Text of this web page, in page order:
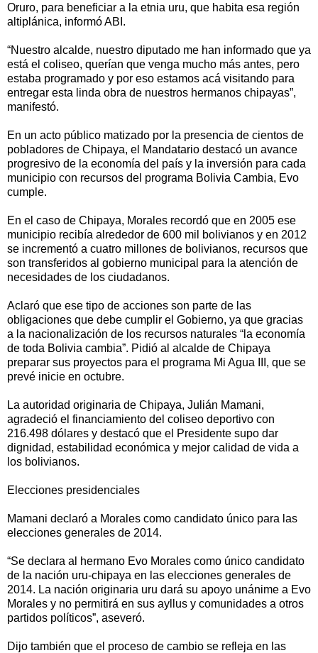
Oruro, para beneficiar a la etnia uru, que habita esa región
altiplánica, informó ABI.
“Nuestro alcalde, nuestro diputado me han informado que ya
está el coliseo, querían que venga mucho más antes, pero
estaba programado y por eso estamos acá visitando para
entregar esta linda obra de nuestros hermanos chipayas”,
manifestó.
En un acto público matizado por la presencia de cientos de
pobladores de Chipaya, el Mandatario destacó un avance
progresivo de la economía del país y la inversión para cada
municipio con recursos del programa Bolivia Cambia, Evo
cumple.
En el caso de Chipaya, Morales recordó que en 2005 ese
municipio recibía alrededor de 600 mil bolivianos y en 2012
se incrementó a cuatro millones de bolivianos, recursos que
son transferidos al gobierno municipal para la atención de
necesidades de los ciudadanos.
Aclaró que ese tipo de acciones son parte de las
obligaciones que debe cumplir el Gobierno, ya que gracias
a la nacionalización de los recursos naturales “la economía
de toda Bolivia cambia”. Pidió al alcalde de Chipaya
preparar sus proyectos para el programa Mi Agua III, que se
prevé inicie en octubre.
La autoridad originaria de Chipaya, Julián Mamani,
agradeció el financiamiento del coliseo deportivo con
216.498 dólares y destacó que el Presidente supo dar
dignidad, estabilidad económica y mejor calidad de vida a
los bolivianos.
Elecciones presidenciales
Mamani declaró a Morales como candidato único para las
elecciones generales de 2014.
“Se declara al hermano Evo Morales como único candidato
de la nación uru-chipaya en las elecciones generales de
2014. La nación originaria uru dará su apoyo unánime a Evo
Morales y no permitirá en sus ayllus y comunidades a otros
partidos políticos”, aseveró.
Dijo también que el proceso de cambio se refleja en las